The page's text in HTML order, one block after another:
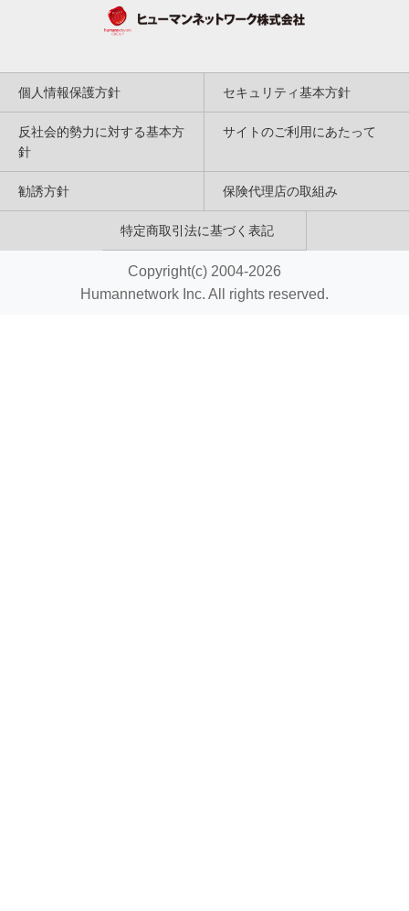
個人情報保護方針 セキュリティ基本方針
反社会的勢力に対する基本方
針
サイトのご利用にあたって
勧誘方針 保険代理店の取組み
特定商取引法に基づく表記
Copyright(c) 2004-2026
Humannetwork Inc. All rights reserved.